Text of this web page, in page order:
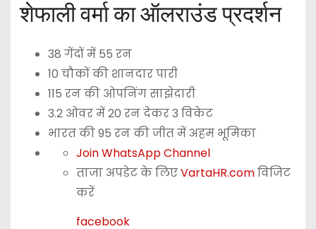
शेफाली वर्मा का ऑलराउंड प्रदर्शन
38 गेंदों में 55 रन
10 चौकों की शानदार पारी
115 रन की ओपनिंग साझेदारी
3.2 ओवर में 20 रन देकर 3 विकेट
भारत की 95 रन की जीत में अहम भूमिका
Join WhatsApp Channel
ताजा अपडेट के लिएVartaHR.comविजिट
करें
facebook